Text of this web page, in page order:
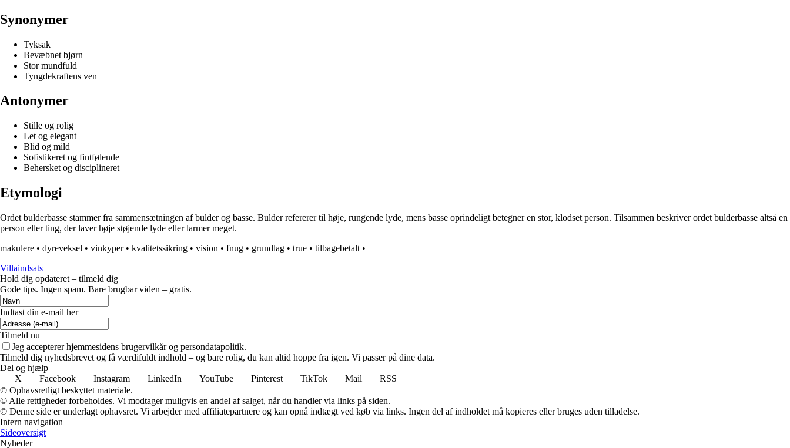
Synonymer
Tyksak
Bevæbnet bjørn
Stor mundfuld
Tyngdekraftens ven
Antonymer
Stille og rolig
Let og elegant
Blid og mild
Sofistikeret og fintfølende
Behersket og disciplineret
Etymologi
Ordet bulderbasse stammer fra sammensætningen af bulder og basse. Bulder refererer til høje, rungende lyde, mens basse oprindeligt betegner en stor, klodset person. Tilsammen beskriver ordet bulderbasse altså en
person eller ting, der laver høje støjende lyde eller larmer meget.
makulere • dyreveksel • vinkyper• kvalitetssikring • vision • fnug • grundlag • true • tilbagebetalt •
Villaindsats
Hold dig opdateret – tilmeld dig
Gode tips. Ingen spam. Bare brugbar viden – gratis.
Indtast din e-mail her
Tilmeld nu
Jeg accepterer hjemmesidens brugervilkår og persondatapolitik.
Tilmeld dig nyhedsbrevet og få værdifuldt indhold – og bare rolig, du kan altid hoppe fra igen. Vi passer på dine data.
Del og hjælp
X
Facebook Instagram LinkedIn YouTube Pinterest TikTok Mail
RSS
© Ophavsretligt beskyttet materiale.
© Alle rettigheder forbeholdes. Vi modtager muligvis en andel af salget, når du handler via links på siden.
© Denne side er underlagt ophavsret. Vi arbejder med affiliatepartnere og kan opnå indtægt ved køb via links. Ingen del af indholdet må kopieres eller bruges uden tilladelse.
Intern navigation
Sideoversigt
Nyheder